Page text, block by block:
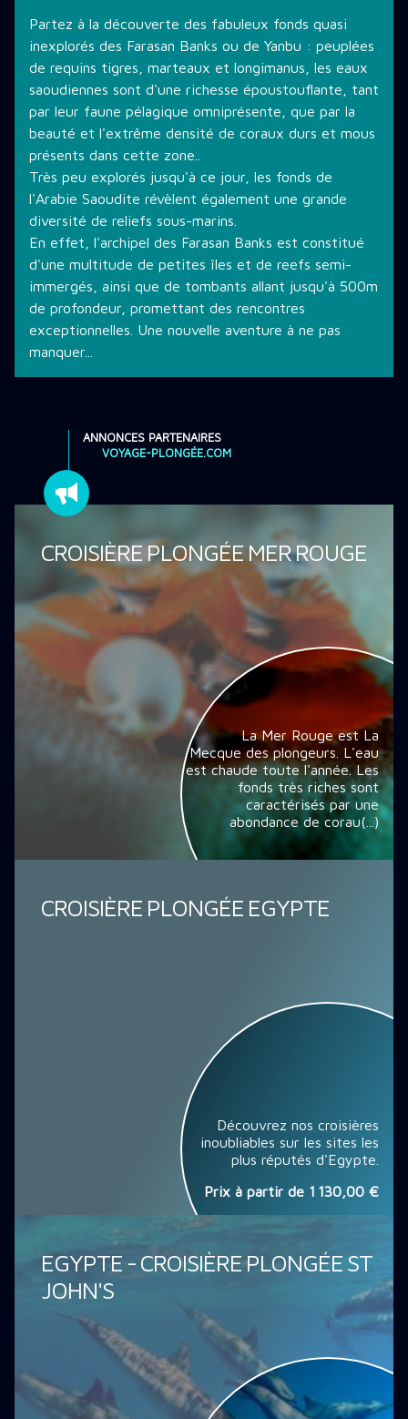
Partez à la découverte des fabuleux fonds quasi
inexplorés des Farasan Banks ou de Yanbu : peuplées
de requins tigres, marteaux et longimanus, les eaux
saoudiennes sont d'une richesse époustouflante, tant
par leur faune pélagique omniprésente, que par la
beauté et l'extrême densité de coraux durs et mous
présents dans cette zone..
Très peu explorés jusqu'à ce jour, les fonds de
l'Arabie Saoudite révèlent également une grande
diversité de reliefs sous-marins.
En effet, l'archipel des Farasan Banks est constitué
d'une multitude de petites îles et de reefs semi-
immergés, ainsi que de tombants allant jusqu'à 500m
de profondeur, promettant des rencontres
exceptionnelles. Une nouvelle aventure à ne pas
manquer...
ANNONCES PARTENAIRES
VOYAGE-PLONGÉE.COM
CROISIÈRE PLONGÉE MER ROUGE
La Mer Rouge est La
Mecque des plongeurs. L'eau
est chaude toute l'année. Les
fonds très riches sont
caractérisés par une
abondance de corau(...)
CROISIÈRE PLONGÉE EGYPTE
Découvrez nos croisières
inoubliables sur les sites les
plus réputés d'Egypte.
Prix à partir de 1 130,00 €
EGYPTE - CROISIÈRE PLONGÉE ST
JOHN'S